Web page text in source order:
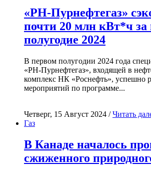
«РН-Пурнефтегаз»
почти 20 млн кВт*ч за
полугодие 2024
В первом полугодии 2024 года
«РН-Пурнефтегаз», входящей в
комплекс НК «Роснефть», успешно
мероприятий по программе...
Четверг, 15 Август 2024 /Читать
Газ
В Канаде началось
сжиженного